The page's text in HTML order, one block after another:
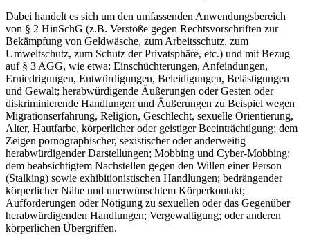
Dabei handelt es sich um den umfassenden Anwendungsbereich
von § 2 HinSchG (z.B. Verstöße gegen Rechtsvorschriften zur
Bekämpfung von Geldwäsche, zum Arbeitsschutz, zum
Umweltschutz, zum Schutz der Privatsphäre, etc.) und mit Bezug
auf § 3 AGG, wie etwa: Einschüchterungen, Anfeindungen,
Erniedrigungen, Entwürdigungen, Beleidigungen, Belästigungen
und Gewalt; herabwürdigende Äußerungen oder Gesten oder
diskriminierende Handlungen und Äußerungen zu Beispiel wegen
Migrationserfahrung, Religion, Geschlecht, sexuelle Orientierung,
Alter, Hautfarbe, körperlicher oder geistiger Beeinträchtigung; dem
Zeigen pornographischer, sexistischer oder anderweitig
herabwürdigender Darstellungen; Mobbing und Cyber-Mobbing;
dem beabsichtigtem Nachstellen gegen den Willen einer Person
(Stalking) sowie exhibitionistischen Handlungen; bedrängender
körperlicher Nähe und unerwünschtem Körperkontakt;
Aufforderungen oder Nötigung zu sexuellen oder das Gegenüber
herabwürdigenden Handlungen; Vergewaltigung; oder anderen
körperlichen Übergriffen.